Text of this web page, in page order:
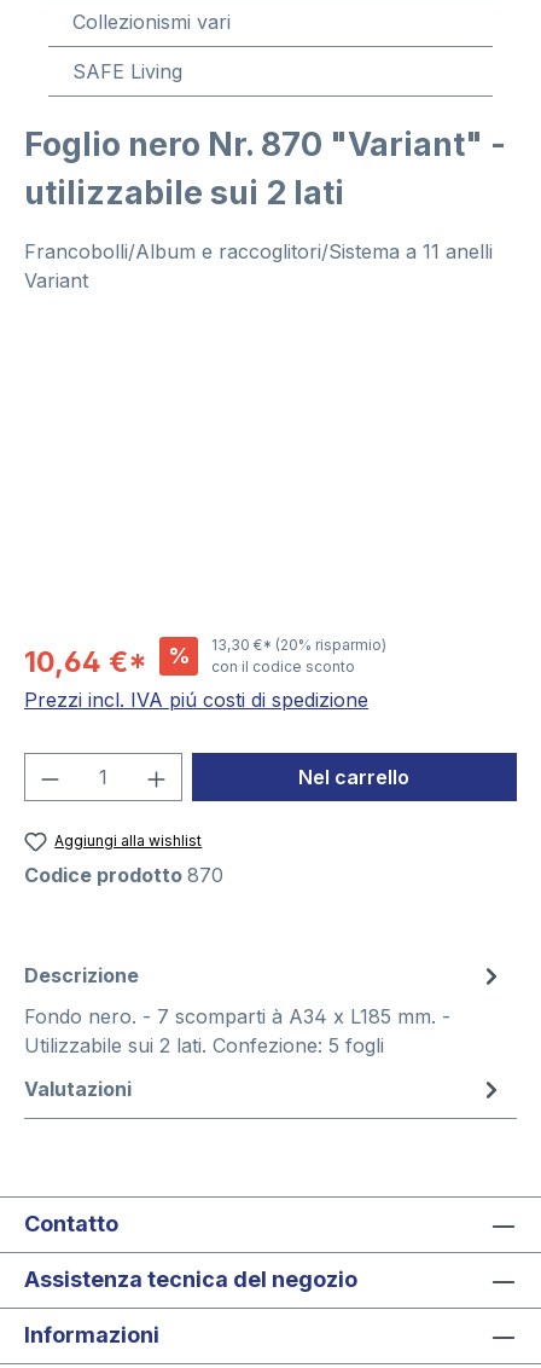
Collezionismi vari
SAFE Living
Foglio nero Nr. 870 "Variant" -
utilizzabile sui 2 lati
Francobolli/Album e raccoglitori/Sistema a 11 anelli
Variant
10,64 €* % 13,30 €* (20% risparmio)
con il codice sconto
Prezzi incl. IVA piú costi di spedizione
Quantità del prodotto: inserisci la
Nel carrello
Aggiungi alla wishlist
Codice prodotto 870
Descrizione
Fondo nero. - 7 scomparti à A34 x L185 mm. -
Utilizzabile sui 2 lati. Confezione: 5 fogli
Valutazioni
Contatto
Assistenza tecnica del negozio
Informazioni